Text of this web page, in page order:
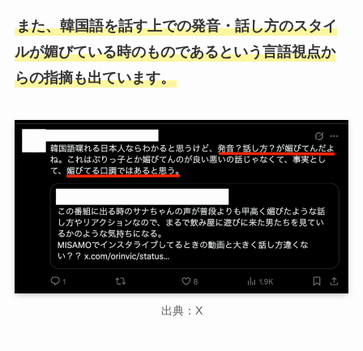
また、韓国語を話す上での発音・話し方のスタイ
ルが媚びている時のものであるという言語視点か
らの指摘も出ています。
出典：X